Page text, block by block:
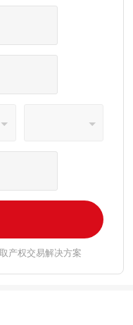
 
产权交易解决方案